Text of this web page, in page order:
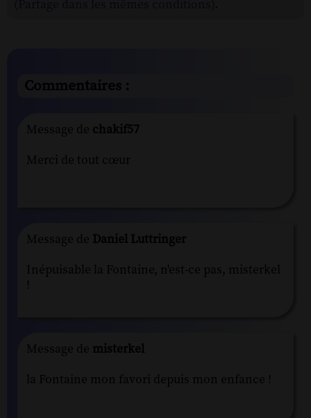
Commentaires :
Message de chakif57
Merci de tout cœur
Message de Daniel Luttringer
Inépuisable la Fontaine, n'est-ce pas, misterkel
!
Message de misterkel
la Fontaine mon favori depuis mon enfance !